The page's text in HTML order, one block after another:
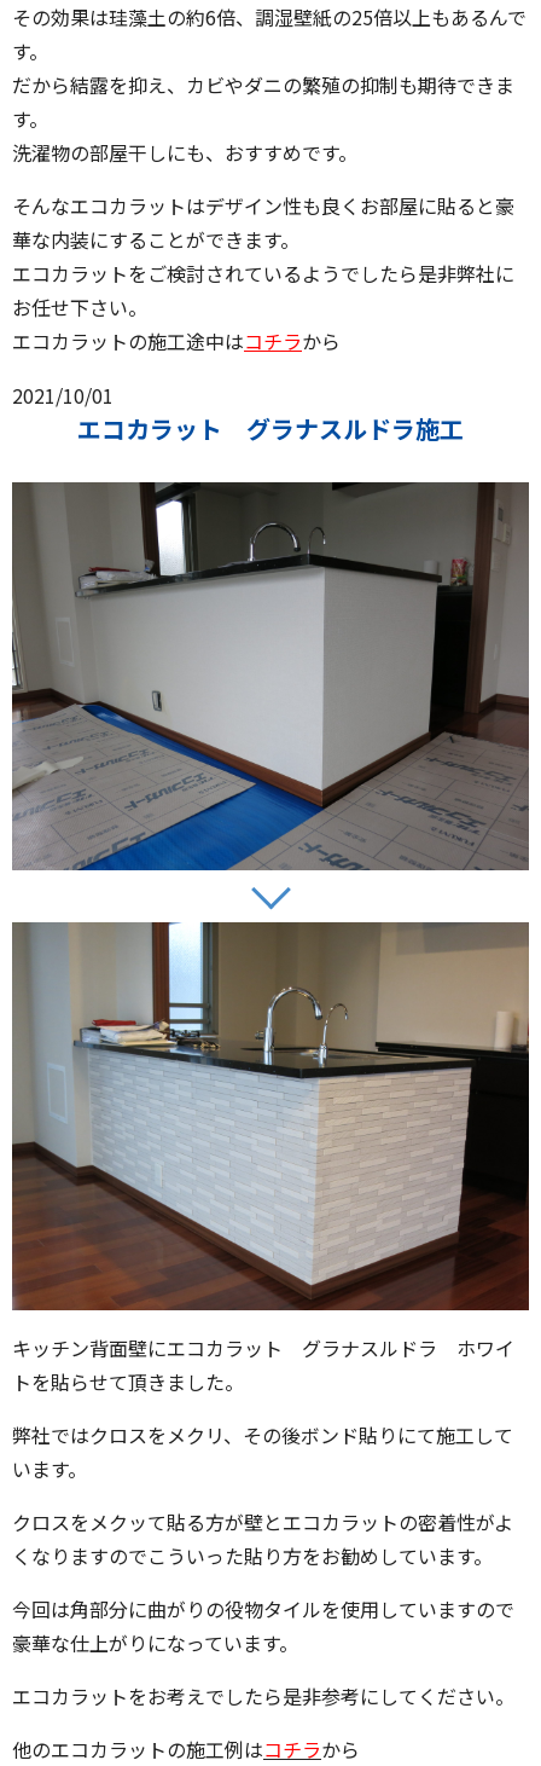
その効果は珪藻土の約6倍、調湿壁紙の25倍以上もあるんで
す。
だから結露を抑え、カビやダニの繁殖の抑制も期待できま
す。
洗濯物の部屋干しにも、おすすめです。
そんなエコカラットはデザイン性も良くお部屋に貼ると豪
華な内装にすることができます。
エコカラットをご検討されているようでしたら是非弊社に
お任せ下さい。
エコカラットの施工途中はコチラから
2021/10/01
エコカラット グラナスルドラ施工
キッチン背面壁にエコカラット グラナスルドラ ホワイ
トを貼らせて頂きました。
弊社ではクロスをメクリ、その後ボンド貼りにて施工して
います。
クロスをメクッて貼る方が壁とエコカラットの密着性がよ
くなりますのでこういった貼り方をお勧めしています。
今回は角部分に曲がりの役物タイルを使用していますので
豪華な仕上がりになっています。
エコカラットをお考えでしたら是非参考にしてください。
他のエコカラットの施工例はコチラから